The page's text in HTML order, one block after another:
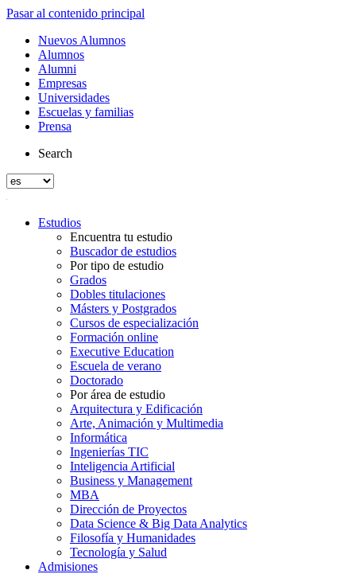
Pasar al contenido principal
Nuevos Alumnos
Alumnos
Alumni
Empresas
Universidades
Escuelas y familias
Prensa
Search
Estudios
Encuentra tu estudio
Buscador de estudios
Por tipo de estudio
Grados
Dobles titulaciones
Másters y Postgrados
Cursos de especialización
Formación online
Executive Education
Escuela de verano
Doctorado
Por área de estudio
Arquitectura y Edificación
Arte, Animación y Multimedia
Informática
Ingenierías TIC
Inteligencia Artificial
Business y Management
MBA
Dirección de Proyectos
Data Science & Big Data Analytics
Filosofía y Humanidades
Tecnología y Salud
Admisiones